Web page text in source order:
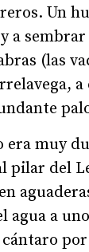
Un
a
(las
era muy
pilar del
agua a